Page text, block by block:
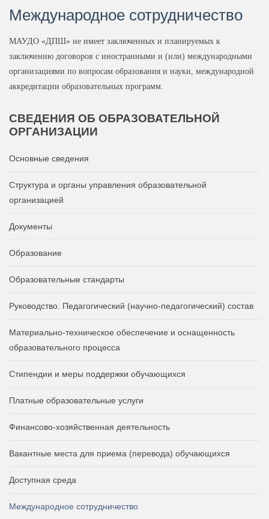
Международное сотрудничество
МАУДО «ДПШ» не имеет заключенных и планируемых к
заключению договоров с иностранными и (или) международными
организациями по вопросам образования и науки, международной
аккредитации образовательных программ.
СВЕДЕНИЯ ОБ ОБРАЗОВАТЕЛЬНОЙ
ОРГАНИЗАЦИИ
Основные сведения
Структура и органы управления образовательной
организацией
Документы
Образование
Образовательные стандарты
Руководство. Педагогический (научно-педагогический) состав
Материально-техническое обеспечение и оснащенность
образовательного процесса
Стипендии и меры поддержки обучающихся
Платные образовательные услуги
Финансово-хозяйственная деятельность
Вакантные места для приема (перевода) обучающихся
Доступная среда
Международное сотрудничество